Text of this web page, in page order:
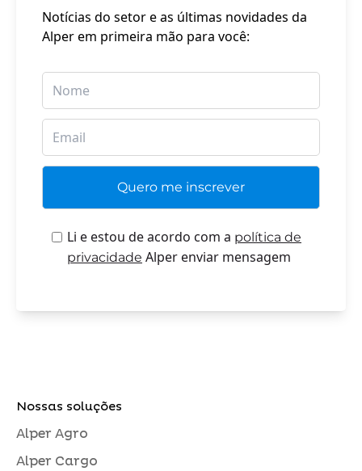
Notícias do setor e as últimas novidades da
Alper em primeira mão para você:
Li e estou de acordo com a política de
privacidade Alper enviar mensagem
Nossas soluções
Alper Agro
Alper Cargo